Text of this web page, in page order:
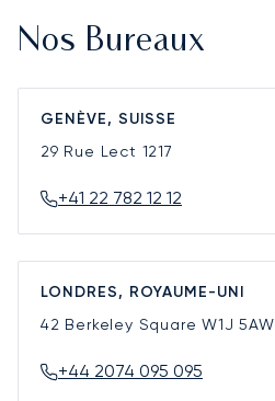
Nos Bureaux
GENÈVE, SUISSE
29 Rue Lect 1217
+41 22 782 12 12
LONDRES, ROYAUME-UNI
42 Berkeley SquareW1J 5AW
+44 2074 095 095